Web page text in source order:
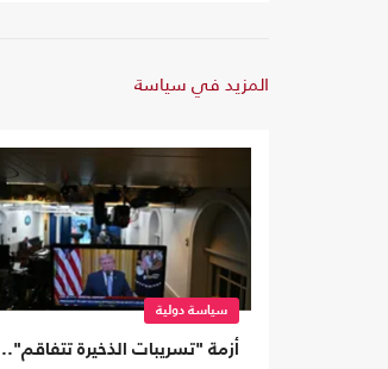
المزيد في سياسة
سياسة دولية
أزمة "تسريبات الذخيرة تتفاقم"..